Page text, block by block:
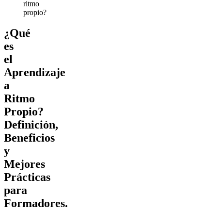
ritmo
propio?
¿Qué
es
el
Aprendizaje
a
Ritmo
Propio?
Definición,
Beneficios
y
Mejores
Prácticas
para
Formadores.